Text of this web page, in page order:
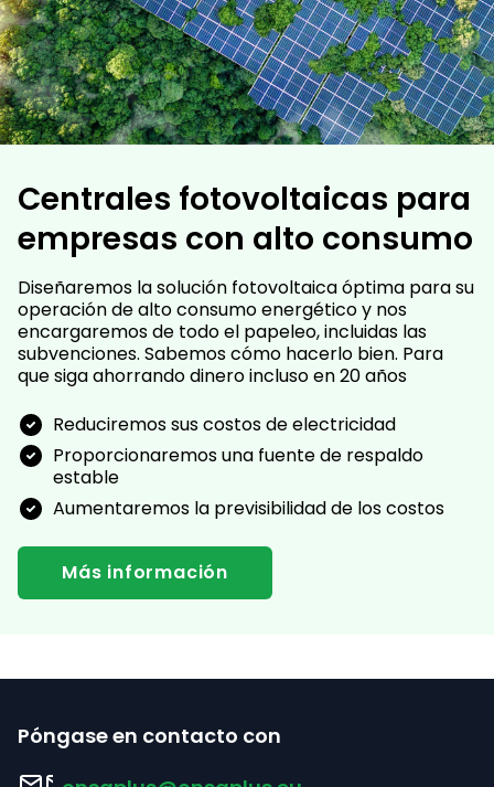
Centrales fotovoltaicas para
empresas con alto consumo
Diseñaremos la solución fotovoltaica óptima para su
operación de alto consumo energético y nos
encargaremos de todo el papeleo, incluidas las
subvenciones. Sabemos cómo hacerlo bien. Para
que siga ahorrando dinero incluso en 20 años
Reduciremos sus costos de electricidad
Proporcionaremos una fuente de respaldo
estable
Aumentaremos la previsibilidad de los costos
Más información
Póngase en contacto con